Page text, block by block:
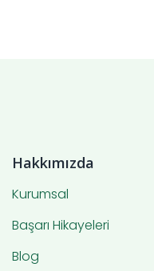
Hakkımızda
Kurumsal
Başarı Hikayeleri
Blog